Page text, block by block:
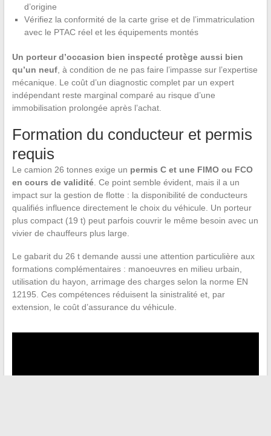
d’origine
Vérifiez la conformité de la carte grise et de l’immatriculation
avec le PTAC réel et les équipements montés
Un porteur d’occasion bien inspecté protège aussi bien
qu’un neuf, à condition de ne pas faire l’impasse sur l’expertise
mécanique. Le coût d’un diagnostic complet par un expert
indépendant reste marginal comparé au risque d’une
immobilisation prolongée après l’achat.
Formation du conducteur et permis
requis
Le camion 26 tonnes exige un permis C et une FIMO ou FCO
en cours de validité. Ce point semble évident, mais il a un
impact sur la gestion de flotte : la disponibilité de conducteurs
qualifiés influence directement le choix du véhicule. Un porteur
plus compact (19 t) peut parfois couvrir le même besoin avec un
vivier de chauffeurs plus large.
Le gabarit du 26 t demande aussi une attention particulière aux
formations complémentaires : manoeuvres en milieu urbain,
utilisation du hayon, arrimage des charges selon la norme EN
12195. Ces compétences réduisent la sinistralité et, par
extension, le coût d’assurance du véhicule.